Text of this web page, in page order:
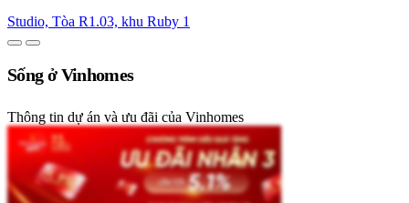
Studio, Tòa R1.03, khu Ruby 1
Sống ở Vinhomes
Thông tin dự án và ưu đãi của Vinhomes